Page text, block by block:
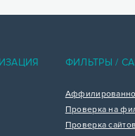
ФИЛЬТРЫ /
Проверка на
Проверка